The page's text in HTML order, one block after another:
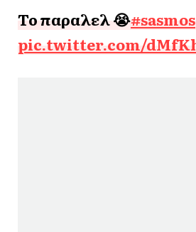
Το παραλελ 😭#sasmos
pic.twitter.com/